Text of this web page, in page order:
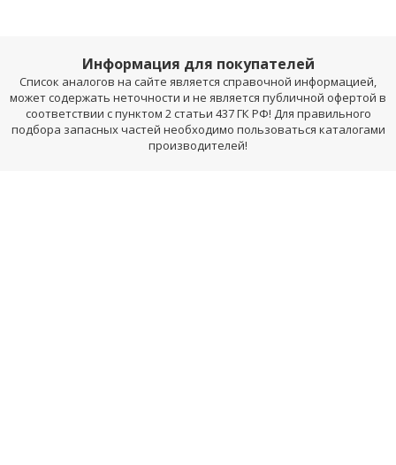
Информация для покупателей
Список аналогов на сайте является справочной информацией,
может содержать неточности и не является публичной офертой в
соответствии с пунктом 2 статьи 437 ГК РФ! Для правильного
подбора запасных частей необходимо пользоваться каталогами
производителей!